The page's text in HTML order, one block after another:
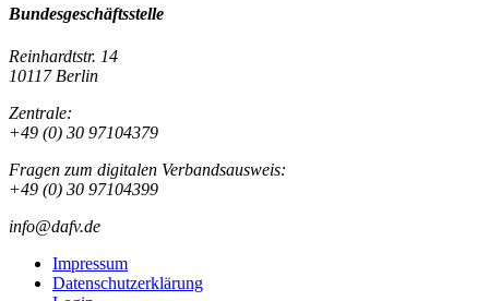
Bundesgeschäftsstelle
Reinhardtstr. 14
10117 Berlin
Zentrale:
+49 (0) 30 97104379
Fragen zum digitalen Verbandsausweis:
+49 (0) 30 97104399
info@dafv.de
Impressum
Datenschutzerklärung